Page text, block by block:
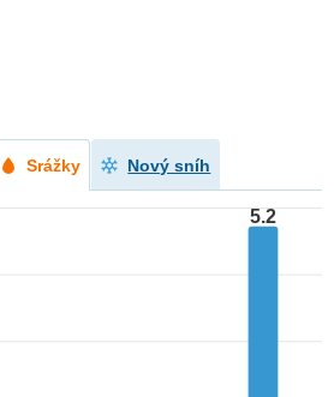
Srážky Nový sníh
5.2